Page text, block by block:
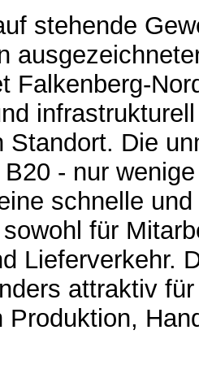
stehende
Falkenberg-
Standort. Die
- nur
schnelle
für
Lieferverkehr.
attraktiv
Produktion,